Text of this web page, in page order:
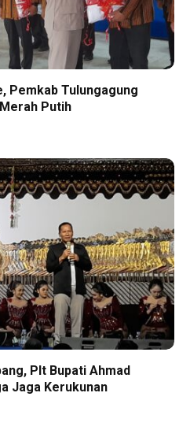
Pemkab Tulungagung
Putih
Plt Bupati Ahmad
Jaga Kerukunan